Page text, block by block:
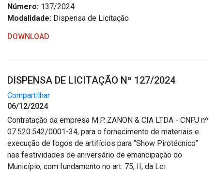
Número: 137/2024
Modalidade: Dispensa de Licitação
DOWNLOAD
DISPENSA DE LICITAÇÃO Nº 127/2024
Compartilhar
06/12/2024
Contratação da empresa M.P. ZANON & CIA LTDA - CNPJ nº
07.520.542/0001-34, para o fornecimento de materiais e
execução de fogos de artifícios para “Show Pirotécnico”
nas festividades de aniversário de emancipação do
Município, com fundamento no art. 75, II, da Lei